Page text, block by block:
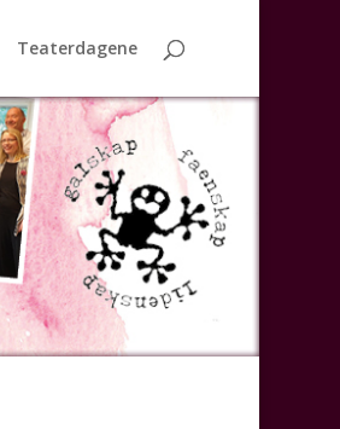
Teaterdagene